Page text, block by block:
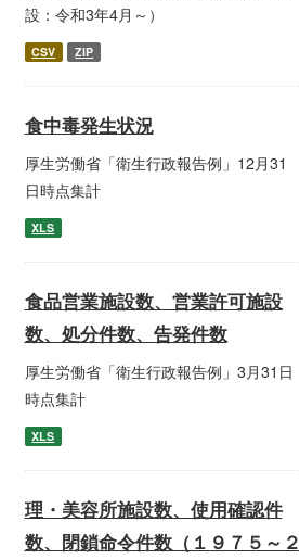
設：令和3年4月～）
CSV ZIP
食中毒発生状況
厚生労働省「衛生行政報告例」12月31
日時点集計
XLS
食品営業施設数、営業許可施設
数、処分件数、告発件数
厚生労働省「衛生行政報告例」3月31日
時点集計
XLS
理・美容所施設数、使用確認件
数、閉鎖命令件数（１９７５～２